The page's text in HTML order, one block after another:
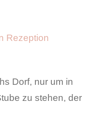
Dorf, nur um in
zu stehen, der